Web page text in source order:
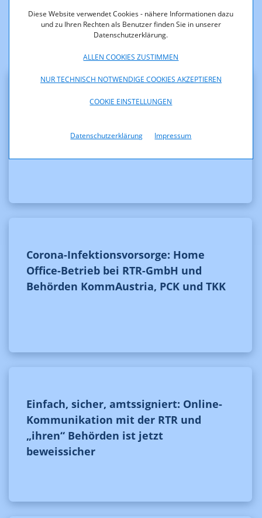
Diese Website verwendet Cookies - nähere Informationen dazu
und zu Ihren Rechten als Benutzer finden Sie in unserer
Datenschutzerklärung.
ALLEN COOKIES ZUSTIMMEN
NUR TECHNISCH NOTWENDIGE COOKIES AKZEPTIEREN
COOKIE EINSTELLUNGEN
Datenschutzerklärung Impressum
Weitere Neuigkeiten
Klarstellung zu diversen
möglichen Auftragsvergabe der RTR-
Corona-Infektionsvorsorge: Home
Office-Betrieb bei RTR-GmbH und
Behörden KommAustria, PCK und TKK
Einfach, sicher, amtssigniert: Online-
Kommunikation mit der RTR und
„ihren“ Behörden ist jetzt
beweissicher